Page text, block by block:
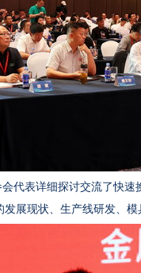
代表详细探讨交流了快
展现状、生产线研发、